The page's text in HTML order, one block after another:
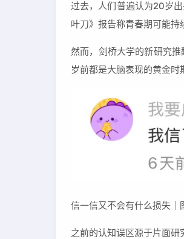
过去，人们普遍认为20岁
叶刀》报告称青春期可能持
然而，剑桥大学的新研究推
岁前都是大脑表现的黄金时
信一信又不会有什么损失｜
之前的认知误区源于片面